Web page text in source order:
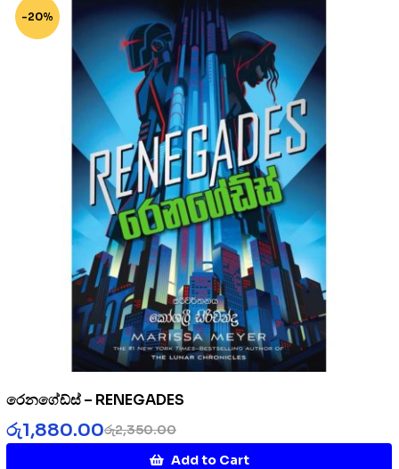
-20%
රෙනගේඩ්ස් – RENEGADES
රු2,350.00
රු1,880.00
Add to Cart